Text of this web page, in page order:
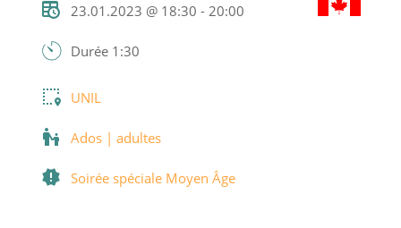
23.01.2023 @ 18:30 - 20:00
Durée 1:30
UNIL
Ados | adultes
Soirée spéciale Moyen Âge